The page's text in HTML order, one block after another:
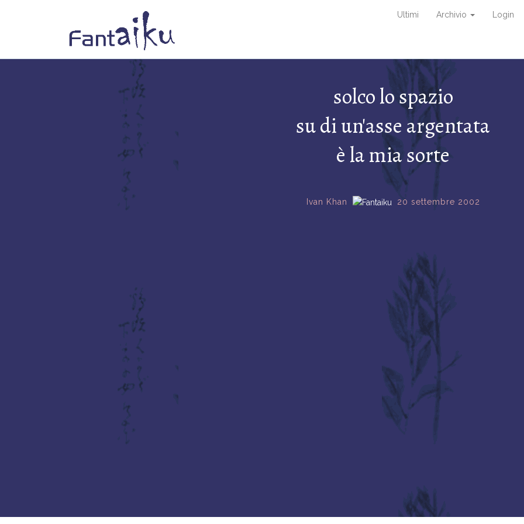
Ultimi Archivio Login
solco lo spazio
su di un'asse argentata
è la mia sorte
Ivan Khan 20 settembre 2002